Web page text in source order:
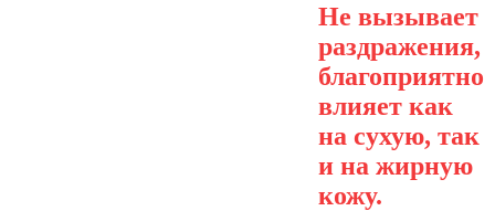
Не вызывает
раздражения,
благоприятно
влияет как
на сухую, так
и на жирную
кожу.